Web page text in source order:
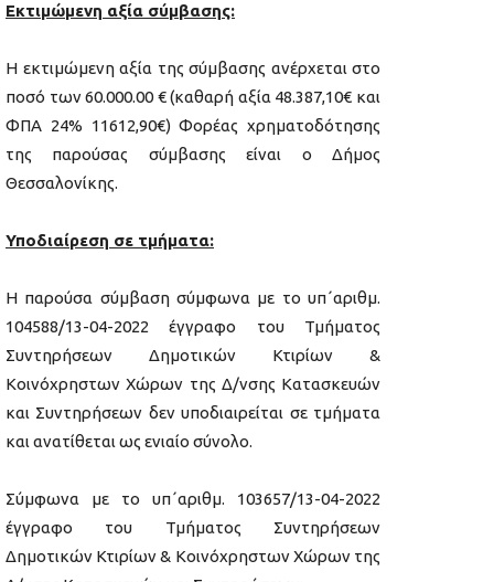
Εκτιμώμενη αξία σύμβασης:
Η εκτιμώμενη αξία της σύμβασης ανέρχεται στο
ποσό των 60.000.00 € (καθαρή αξία 48.387,10€ και
ΦΠΑ 24% 11612,90€) Φορέας χρηματοδότησης
της παρούσας σύμβασης είναι ο Δήμος
Θεσσαλονίκης.
Υποδιαίρεση σε τμήματα:
Η παρούσα σύμβαση σύμφωνα με το υπ΄αριθμ.
104588/13-04-2022 έγγραφο του Τμήματος
Συντηρήσεων Δημοτικών Κτιρίων &
Κοινόχρηστων Χώρων της Δ/νσης Κατασκευών
και Συντηρήσεων δεν υποδιαιρείται σε τμήματα
και ανατίθεται ως ενιαίο σύνολο.
Σύμφωνα με το υπ΄αριθμ. 103657/13-04-2022
έγγραφο του Τμήματος Συντηρήσεων
Δημοτικών Κτιρίων & Κοινόχρηστων Χώρων της